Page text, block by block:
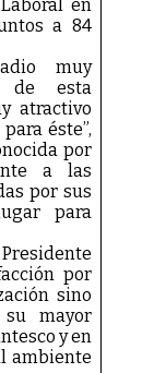
en
a 84
muy
de esta
atractivo
éste”,
por
a las
por sus
para
por
sino
mayor
y en
ambiente